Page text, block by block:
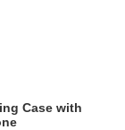
Сase with